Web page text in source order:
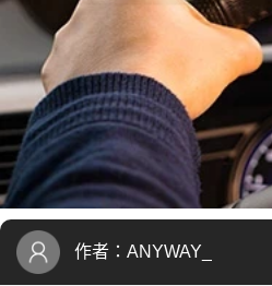
作者： ANYWAY_